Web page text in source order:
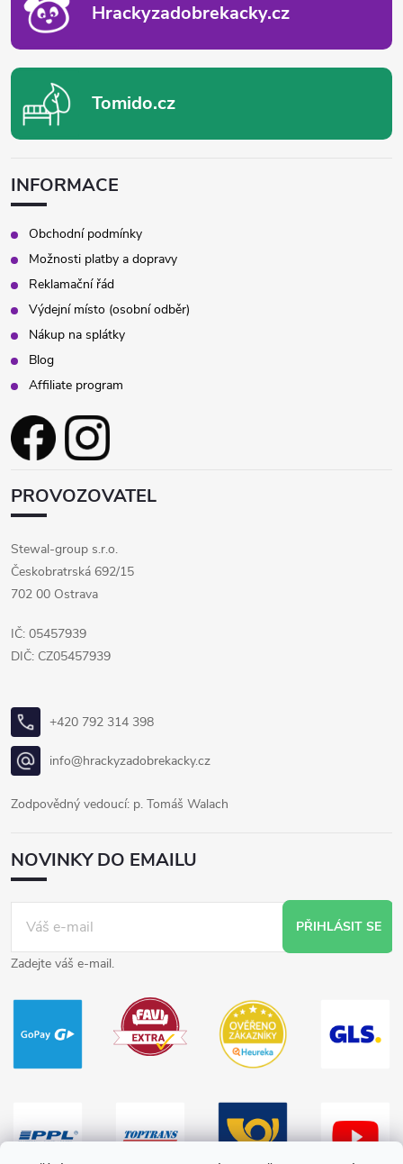
Hrackyzadobrekacky.cz
Tomido.cz
INFORMACE
Obchodní podmínky
Možnosti platby a dopravy
Reklamační řád
Výdejní místo (osobní odběr)
Nákup na splátky
Blog
Affiliate program
PROVOZOVATEL
Stewal-group s.r.o.
Českobratrská 692/15
702 00 Ostrava
IČ: 05457939
DIČ: CZ05457939
+420 792 314 398
info@hrackyzadobrekacky.cz
Zodpovědný vedoucí: p. Tomáš Walach
NOVINKY DO EMAILU
PŘIHLÁSIT SE
Zadejte váš e-mail.